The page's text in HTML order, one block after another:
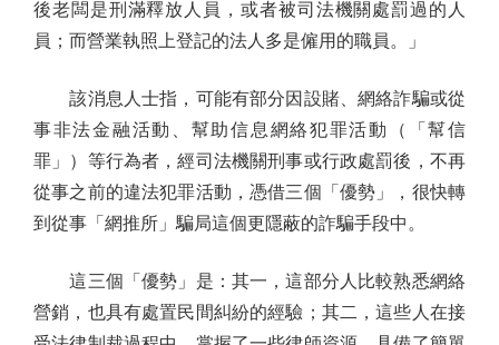
後老闆是刑滿釋放人員，或者被司法機關處罰過的人
員；而營業執照上登記的法人多是僱用的職員。」
該消息人士指，可能有部分因設賭、網絡詐騙或從
事非法金融活動、幫助信息網絡犯罪活動（「幫信
罪」）等行為者，經司法機關刑事或行政處罰後，不再
從事之前的違法犯罪活動，憑借三個「優勢」，很快轉
到從事「網推所」騙局這個更隱蔽的詐騙手段中。
這三個「優勢」是：其一，這部分人比較熟悉網絡
營銷，也具有處置民間糾紛的經驗；其二，這些人在接